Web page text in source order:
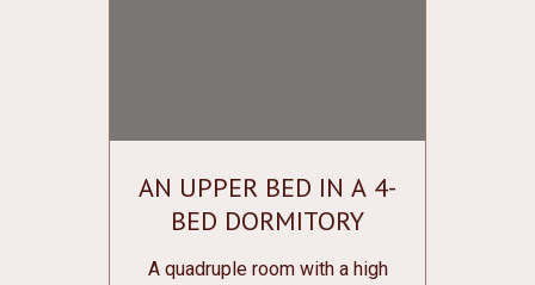
AN UPPER BED IN A 4-
BED DORMITORY
ROOM
A quadruple room with a high